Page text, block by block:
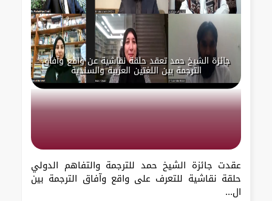
جائزة الشيخ حمد تعقد حلقة نقاشية عن واقع وآفاق
الترجمة بين اللغتين العربية والسندية
عقدت جائزة الشيخ حمد للترجمة والتفاهم الدولي
حلقة نقاشية للتعرف على واقع وآفاق الترجمة بين
ال...